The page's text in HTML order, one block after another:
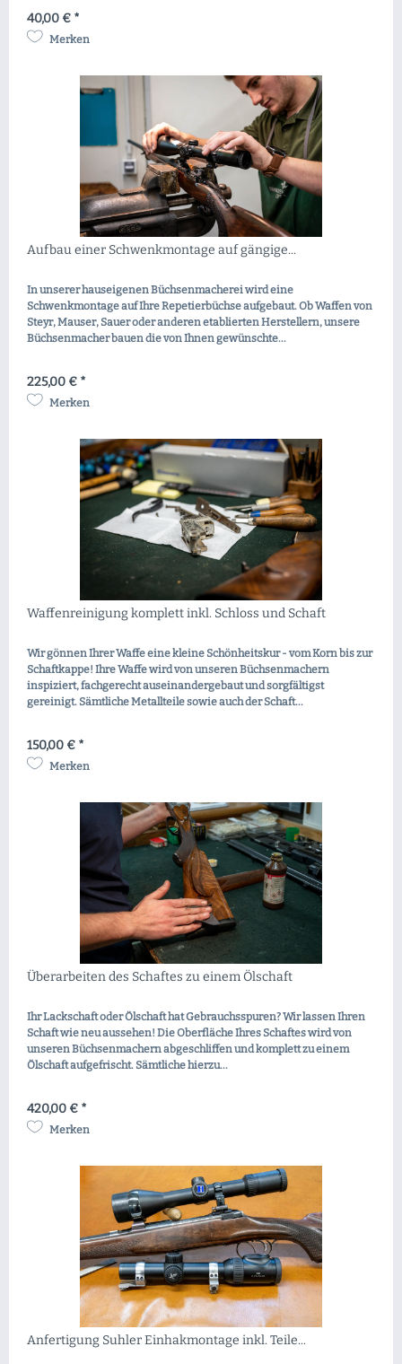
40,00 € *
Merken
Aufbau einer Schwenkmontage auf gängige...
In unserer hauseigenen Büchsenmacherei wird eine
Schwenkmontage auf Ihre Repetierbüchse aufgebaut. Ob Waffen von
Steyr, Mauser, Sauer oder anderen etablierten Herstellern, unsere
Büchsenmacher bauen die von Ihnen gewünschte...
225,00 € *
Merken
Waffenreinigung komplett inkl. Schloss und Schaft
Wir gönnen Ihrer Waffe eine kleine Schönheitskur - vom Korn bis zur
Schaftkappe! Ihre Waffe wird von unseren Büchsenmachern
inspiziert, fachgerecht auseinandergebaut und sorgfältigst
gereinigt. Sämtliche Metallteile sowie auch der Schaft...
150,00 € *
Merken
Überarbeiten des Schaftes zu einem Ölschaft
Ihr Lackschaft oder Ölschaft hat Gebrauchsspuren? Wir lassen Ihren
Schaft wie neu aussehen! Die Oberfläche Ihres Schaftes wird von
unseren Büchsenmachern abgeschliffen und komplett zu einem
Ölschaft aufgefrischt. Sämtliche hierzu...
420,00 € *
Merken
Anfertigung Suhler Einhakmontage inkl. Teile...